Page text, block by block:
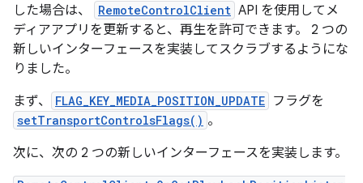
した場合は、
RemoteControlClient API を使用してメ
ディアアプリを更新すると、再生を許可できます。 2 つの
新しいインターフェースを実装してスクラブするようにな
りました。
まず、
FLAG_KEY_MEDIA_POSITION_UPDATE フラグを
setTransportControlsFlags() 。
次に、次の 2 つの新しいインターフェースを実装します。